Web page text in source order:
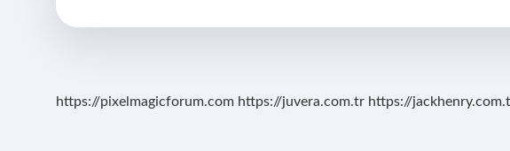
https://pixelmagicforum.com https://juvera.com.tr https://